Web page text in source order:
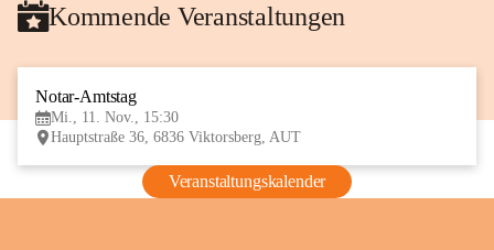
Kommende Veranstaltungen
Notar-Amtstag
Mi., 11. Nov., 15:30
Hauptstraße 36, 6836 Viktorsberg, AUT
Veranstaltungskalender